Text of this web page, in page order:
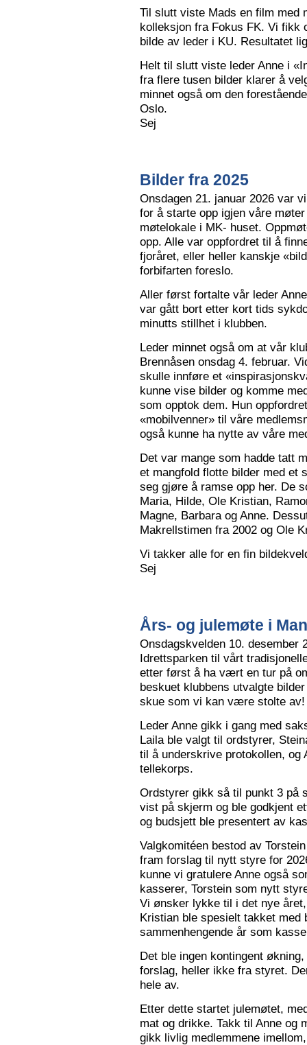
Til slutt viste Mads en film med
kolleksjon fra Fokus FK. Vi fikk
bilde av leder i KU. Resultatet
Helt til slutt viste leder Anne i
fra flere tusen bilder klarer å
minnet også om den
Oslo.
Sej
Bilder fra 2025
Onsdagen 21. januar 2026 var
for å starte opp igjen våre
møtelokale i MK- huset.
opp. Alle var oppfordret til å
fjoråret, eller heller kanskje
forbifarten foreslo.
Aller først fortalte vår leder
var gått bort etter kort tids
minutts stillhet i klubben.
Leder minnet også om at vår
Brennåsen onsdag 4. februar.
skulle innføre et
kunne vise bilder og komme
som opptok dem. Hun
«mobilvenner» til våre
også kunne ha nytte av våre
Det var mange som hadde tatt
et mangfold flotte bilder med et
seg gjøre å ramse opp her. De
Maria, Hilde, Ole Kristian,
Magne, Barbara og Anne.
Makrellstimen fra 2002 og Ole
Vi takker alle for en fin
Sej
Års- og julemøte i
Onsdagskvelden 10. desember
Idrettsparken til vårt
etter først å ha vært en tur på
beskuet klubbens utvalgte
skue som vi kan være stolte av!
Leder Anne gikk i gang med
Laila ble valgt til ordstyrer,
til å underskrive protokollen, og
tellekorps.
Ordstyrer gikk så til punkt 3 på
vist på skjerm og ble godkjent
og budsjett ble presentert av
Valgkomitéen bestod av
fram forslag til nytt styre for
kunne vi gratulere Anne også
kasserer, Torstein som nytt
Vi ønsker lykke til i det nye
Kristian ble spesielt takket med
sammenhengende år som
Det ble ingen kontingent
forslag, heller ikke fra styret.
hele av.
Etter dette startet julemøtet,
mat og drikke. Takk til Anne og
gikk livlig medlemmene